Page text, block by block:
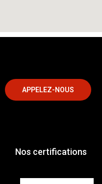
APPELEZ-NOUS
Nos certifications